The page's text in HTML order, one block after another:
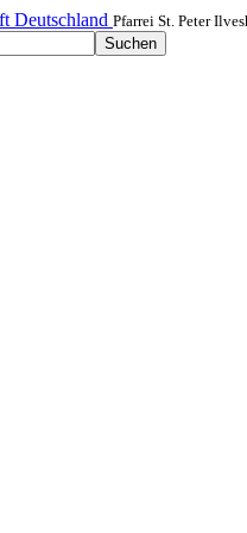
Deutschland Pfarrei St. Peter
Suchen